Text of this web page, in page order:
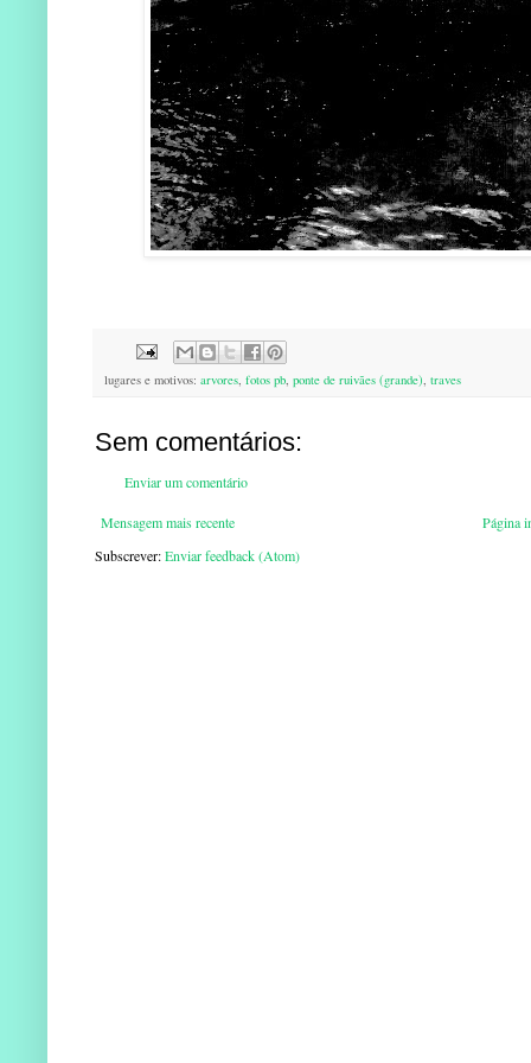
lugares e motivos: arvores, fotos pb, ponte de ruivães (grande), traves
Sem comentários:
Enviar um comentário
Mensagem mais recente
Página
Subscrever:Enviar feedback (Atom)